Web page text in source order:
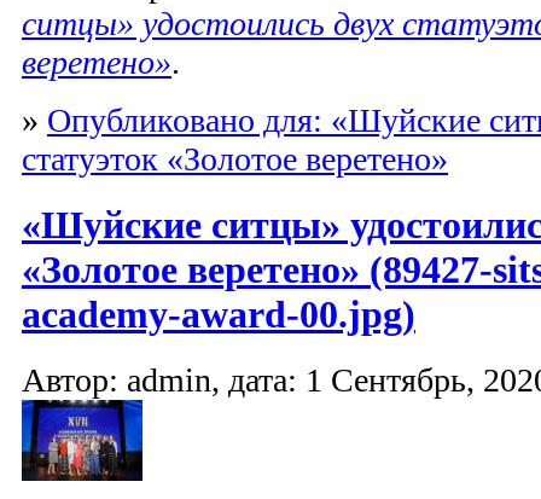
ситцы» удостоились двух
веретено».
» Опубликовано для: «Шуйские
статуэток «Золотое веретено»
«Шуйские ситцы»
«Золотое веретено» (89427-
academy-award-00.jpg)
Автор: admin, дата: 1 Сентябрь,